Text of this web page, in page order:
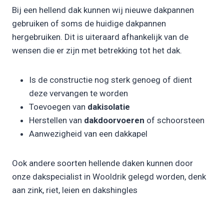
Bij een hellend dak kunnen wij nieuwe dakpannen
gebruiken of soms de huidige dakpannen
hergebruiken. Dit is uiteraard afhankelijk van de
wensen die er zijn met betrekking tot het dak.
Is de constructie nog sterk genoeg of dient
deze vervangen te worden
Toevoegen van dakisolatie
Herstellen van dakdoorvoeren of schoorsteen
Aanwezigheid van een dakkapel
Ook andere soorten hellende daken kunnen door
onze dakspecialist in Wooldrik gelegd worden, denk
aan zink, riet, leien en dakshingles